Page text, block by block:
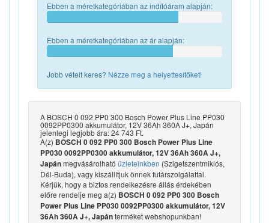
Ebben a méretkategóriában az indítóáram alapján:
Ebben a méretkategóriában az ár alapján:
Jobb vételt keres? Nézze meg a helyettesítőket!
A BOSCH 0 092 PP0 300 Bosch Power Plus Line PP030
0092PP0300 akkumulátor, 12V 36Ah 360A J+, Japán
jelenlegi legjobb ára: 24 743 Ft.
A(z) BOSCH 0 092 PP0 300 Bosch Power Plus Line
PP030 0092PP0300 akkumulátor, 12V 36Ah 360A J+,
Japánmegvásárolható üzleteinkben (Szigetszentmiklós,
Dél-Buda), vagy kiszállítjuk önnek futárszolgálattal.
Kérjük, hogy a biztos rendelkezésre állás érdekében
előre rendelje meg a(z) BOSCH 0 092 PP0 300 Bosch
Power Plus Line PP030 0092PP0300 akkumulátor, 12V
36Ah 360A J+, Japánterméket webshopunkban!